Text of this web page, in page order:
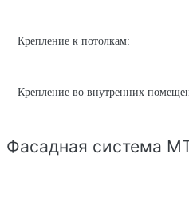
Крепление к потолкам:
Крепление во внутренних
Фасадная система